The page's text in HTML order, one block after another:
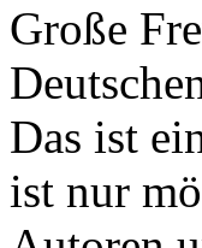
Große
Das ist
ist nur